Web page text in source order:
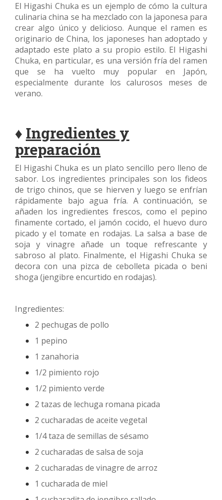
El Higashi Chuka es un ejemplo de cómo la cultura
culinaria china se ha mezclado con la japonesa para
crear algo único y delicioso. Aunque el ramen es
originario de China, los japoneses han adoptado y
adaptado este plato a su propio estilo. El Higashi
Chuka, en particular, es una versión fría del ramen
que se ha vuelto muy popular en Japón,
especialmente durante los calurosos meses de
verano.
♦ Ingredientes y
preparación
El Higashi Chuka es un plato sencillo pero lleno de
sabor. Los ingredientes principales son los fideos
de trigo chinos, que se hierven y luego se enfrían
rápidamente bajo agua fría. A continuación, se
añaden los ingredientes frescos, como el pepino
finamente cortado, el jamón cocido, el huevo duro
picado y el tomate en rodajas. La salsa a base de
soja y vinagre añade un toque refrescante y
sabroso al plato. Finalmente, el Higashi Chuka se
decora con una pizca de cebolleta picada o beni
shoga (jengibre encurtido en rodajas).
Ingredientes:
2 pechugas de pollo
1 pepino
1 zanahoria
1/2 pimiento rojo
1/2 pimiento verde
2 tazas de lechuga romana picada
2 cucharadas de aceite vegetal
1/4 taza de semillas de sésamo
2 cucharadas de salsa de soja
2 cucharadas de vinagre de arroz
1 cucharada de miel